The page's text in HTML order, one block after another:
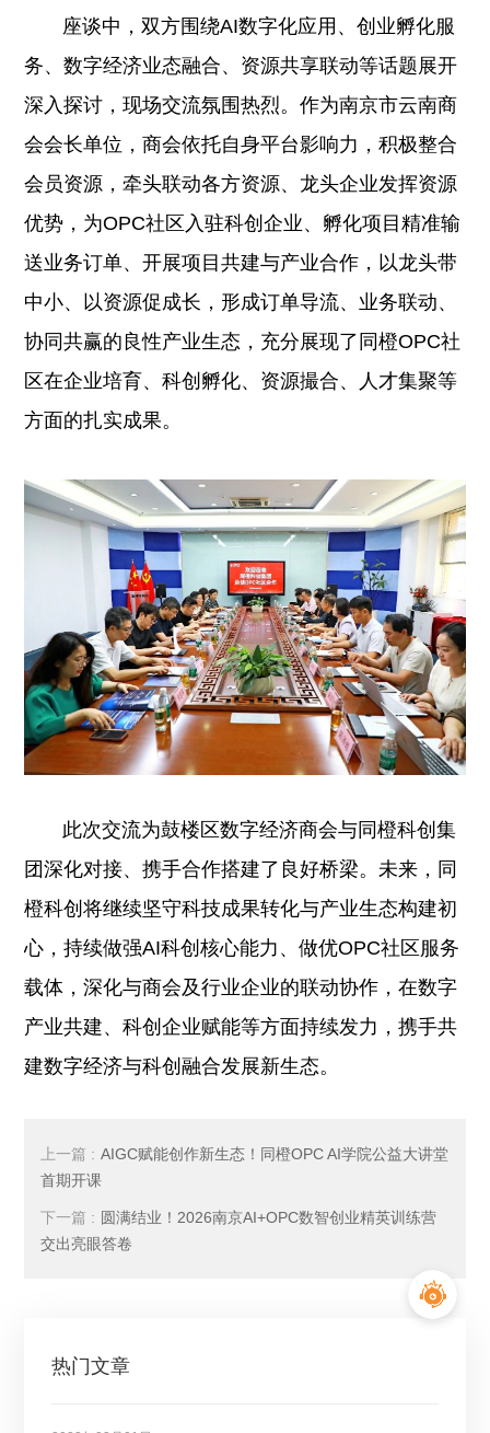
座谈中，双方围绕AI数字化应用、创业孵化服
务、数字经济业态融合、资源共享联动等话题展开
深入探讨，现场交流氛围热烈。作为南京市云南商
会会长单位，商会依托自身平台影响力，积极整合
会员资源，牵头联动各方资源、龙头企业发挥资源
优势，为OPC社区入驻科创企业、孵化项目精准输
送业务订单、开展项目共建与产业合作，以龙头带
中小、以资源促成长，形成订单导流、业务联动、
协同共赢的良性产业生态，充分展现了同橙OPC社
区在企业培育、科创孵化、资源撮合、人才集聚等
方面的扎实成果。
此次交流为鼓楼区数字经济商会与同橙科创集
团深化对接、携手合作搭建了良好桥梁。未来，同
橙科创将继续坚守科技成果转化与产业生态构建初
心，持续做强AI科创核心能力、做优OPC社区服务
载体，深化与商会及行业企业的联动协作，在数字
产业共建、科创企业赋能等方面持续发力，携手共
建数字经济与科创融合发展新生态。
上一篇 : AIGC赋能创作新生态！同橙OPC AI学院公益大讲堂
首期开课
下一篇 : 圆满结业！2026南京AI+OPC数智创业精英训练营
交出亮眼答卷
热门文章